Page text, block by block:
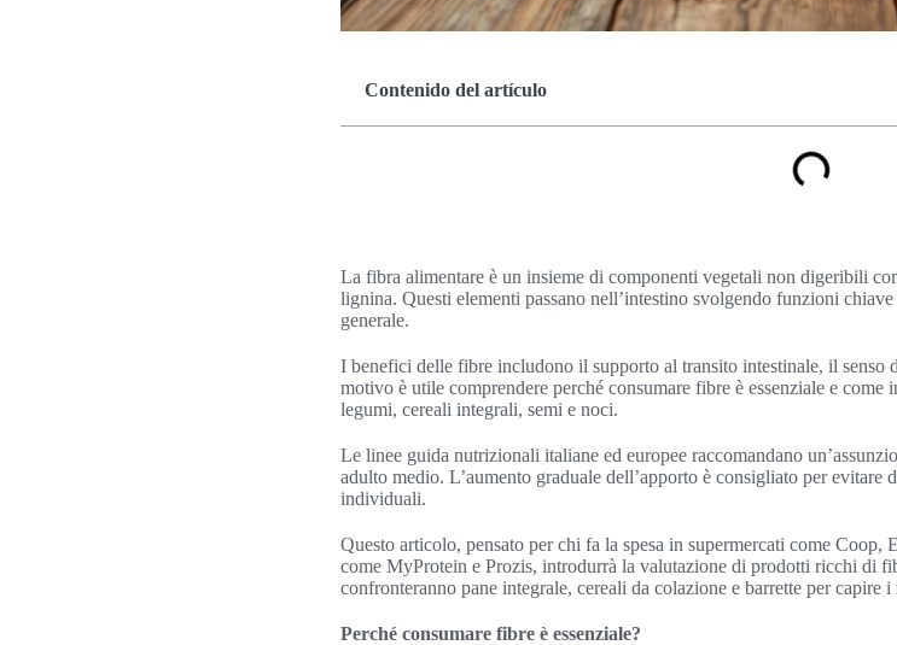
Contenido del artículo
La fibra alimentare è un insieme di componenti vegetali non digeribili
lignina. Questi elementi passano nell’intestino svolgendo funzioni
generale.
I benefici delle fibre includono il supporto al transito intestinale, il senso
motivo è utile comprendere perché consumare fibre è essenziale e
legumi, cereali integrali, semi e noci.
Le linee guida nutrizionali italiane ed europee raccomandano
adulto medio. L’aumento graduale dell’apporto è consigliato per evitare
individuali.
Questo articolo, pensato per chi fa la spesa in supermercati come Coop,
come MyProtein e Prozis, introdurrà la valutazione di prodotti ricchi di
confronteranno pane integrale, cereali da colazione e barrette per
Perché consumare fibre è essenziale?